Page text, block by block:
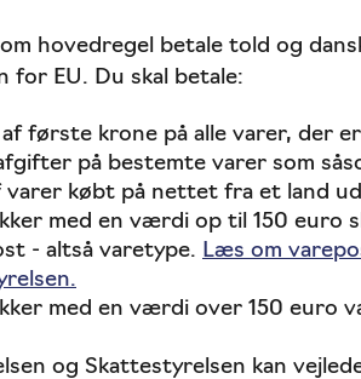
hovedregel betale told og
for EU. Du skal betale:
af første krone på alle varer, der
på bestemte varer som
varer købt på nettet fra et land
med en værdi op til 150 euro
- altså varetype. Læs om
med en værdi over 150 euro
og Skattestyrelsen kan